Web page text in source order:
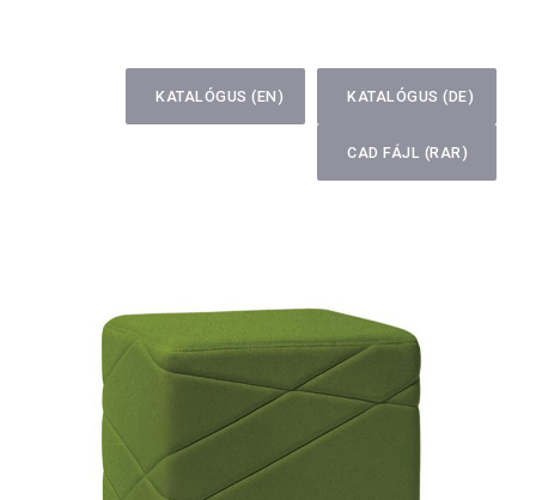
KATALÓGUS (EN) KATALÓGUS (DE)
CAD FÁJL (RAR)